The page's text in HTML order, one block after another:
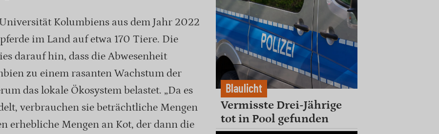
Kolumbiens aus dem Jahr 2022
im Land auf etwa 170 Tiere. Die
darauf hin, dass die Abwesenheit
zu einem rasanten Wachstum der
das lokale Ökosystem belastet. „Da es
verbrauchen sie beträchtliche Mengen
erhebliche Mengen an Kot, der dann die
Blaulicht
Vermisste Drei-Jährige
tot in Pool gefunden